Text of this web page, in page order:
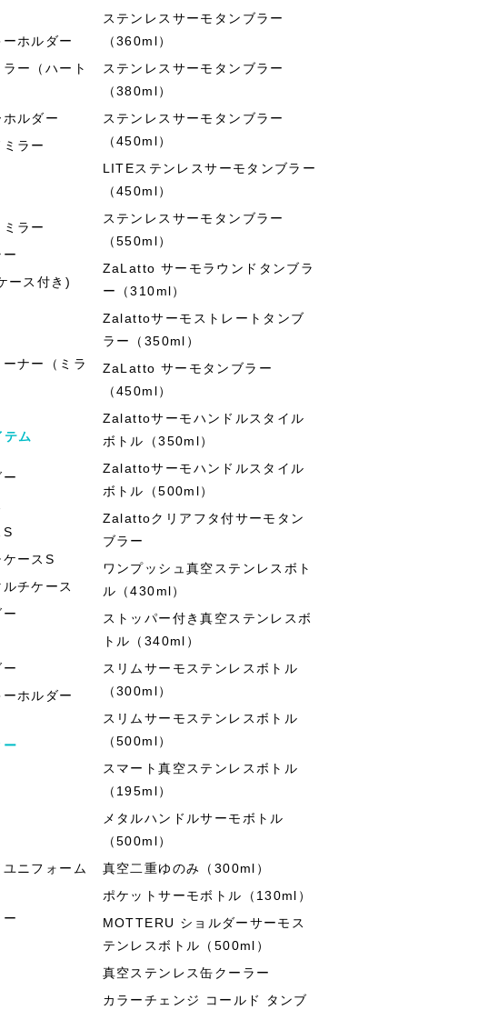
ホルダー
ー（ハート
ルダー
ラー
ラー
ース付き)
ナー（ミラ
ム
S
ースS
チケース
ホルダー
ー
ニフォーム
ステンレスサーモタンブラー
（360ml）
ステンレスサーモタンブラー
（380ml）
ステンレスサーモタンブラー
（450ml）
LITEステンレスサーモタンブラー
（450ml）
ステンレスサーモタンブラー
（550ml）
ZaLatto サーモラウンドタンブラ
ー（310ml）
Zalattoサーモストレートタンブ
ラー（350ml）
ZaLatto サーモタンブラー
（450ml）
Zalattoサーモハンドルスタイル
ボトル（350ml）
Zalattoサーモハンドルスタイル
ボトル（500ml）
Zalattoクリアフタ付サーモタン
ブラー
ワンプッシュ真空ステンレスボト
ル（430ml）
ストッパー付き真空ステンレスボ
トル（340ml）
スリムサーモステンレスボトル
（300ml）
スリムサーモステンレスボトル
（500ml）
スマート真空ステンレスボトル
（195ml）
メタルハンドルサーモボトル
（500ml）
真空二重ゆのみ（300ml）
ポケットサーモボトル（130ml）
MOTTERU ショルダーサーモス
テンレスボトル（500ml）
真空ステンレス缶クーラー
カラーチェンジ コールド タンブ